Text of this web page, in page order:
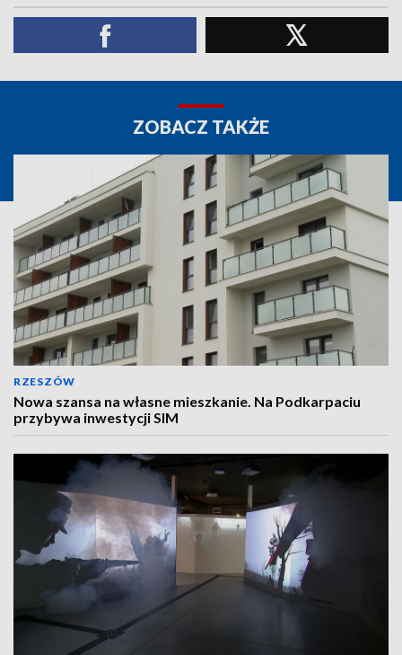
ZOBACZ TAKŻE
RZESZÓW
Nowa szansa na własne mieszkanie. Na Podkarpaciu
przybywa inwestycji SIM